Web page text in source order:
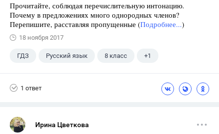
Прочитайте, соблюдая перечислительную интонацию.
Почему в предложениях много однородных членов?
Перепишите, расставляя пропущенные (Подробнее...)
18 ноября 2017
ГДЗ Русский язык 8 класс +1
1 ответ
Ирина Цветкова